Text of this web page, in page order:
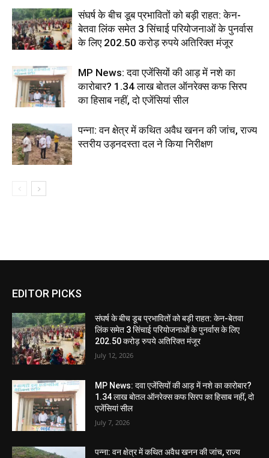
संघर्ष के बीच डूब प्रभावितों को बड़ी राहत: केन-
बेतवा लिंक समेत 3 सिंचाई परियोजनाओं के पुनर्वास
के लिए 202.50 करोड़ रुपये अतिरिक्त मंजूर
MP News: दवा एजेंसियों की आड़ में नशे का
कारोबार? 1.34 लाख बोतल ऑनरेक्स कफ सिरप
का हिसाब नहीं, दो एजेंसियां सील
पन्ना: वन क्षेत्र में कथित अवैध खनन की जांच, राज्य
स्तरीय उड़नदस्ता दल ने किया निरीक्षण
EDITOR PICKS
संघर्ष के बीच डूब प्रभावितों को बड़ी राहत: केन-बेतवा
लिंक समेत 3 सिंचाई परियोजनाओं के पुनर्वास के लिए
202.50 करोड़ रुपये अतिरिक्त मंजूर
July 12, 2026
MP News: दवा एजेंसियों की आड़ में नशे का कारोबार?
1.34 लाख बोतल ऑनरेक्स कफ सिरप का हिसाब नहीं, दो
एजेंसियां सील
July 7, 2026
पन्ना: वन क्षेत्र में कथित अवैध खनन की जांच, राज्य